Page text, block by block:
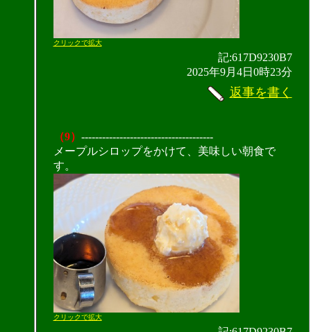
クリックで拡大
記:617D9230B7
2025年9月4日0時23分
返事を書く
（9） --------------------------------------
メープルシロップをかけて、美味しい朝食で
す。
クリックで拡大